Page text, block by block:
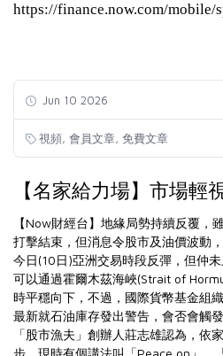
https://finance.now.com/
Jun 10 2026
視頻 會員文章 免費文章
【名家給力場】市場輕
【Now財經台】地緣局勢持續反覆，
打擊結束，但消息令股市及油價波動
今日(10日)亞洲交易時段反彈，但仲
可以通過霍爾木茲海峽(Strait of
時平穩向下，不過，國際貨幣基金組
最新就石油庫存發出警告，會否會觸
「股市漁夫」創辦人莊志雄認為，依
步，現時有個講法叫「Peace on」、